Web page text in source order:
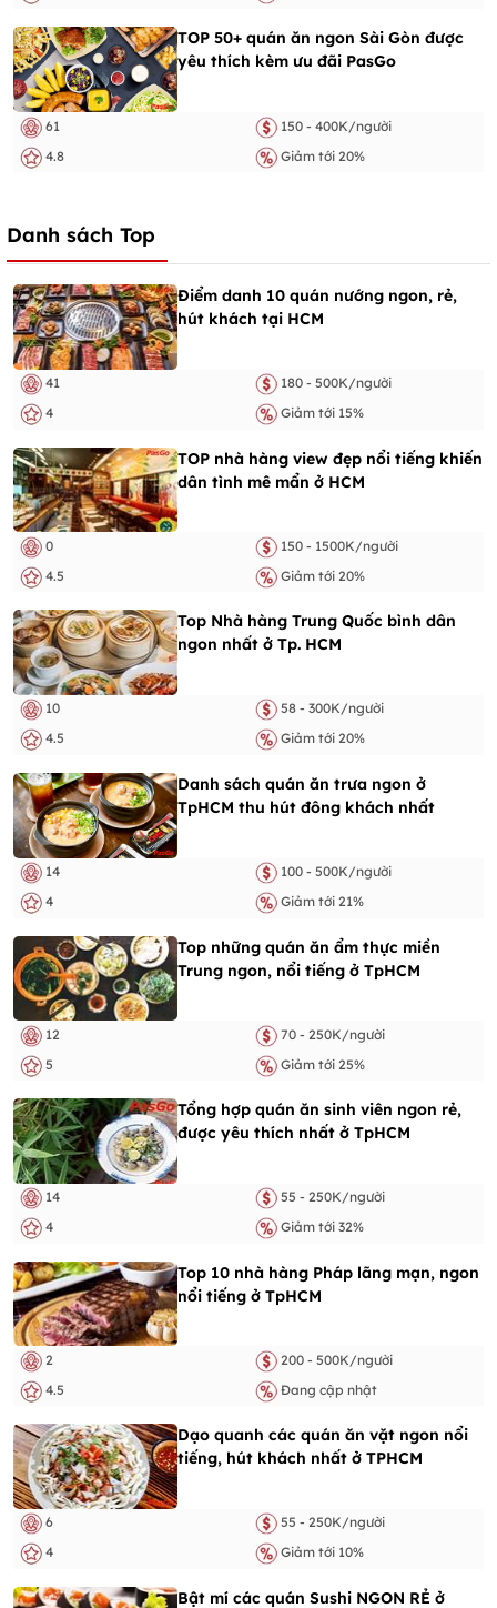
TOP 50+ quán ăn ngon Sài Gòn được
yêu thích kèm ưu đãi PasGo
61
150 - 400K/người
4.8
Giảm tới 20%
Danh sách Top
Điểm danh 10 quán nướng ngon, rẻ,
hút khách tại HCM
41
180 - 500K/người
4
Giảm tới 15%
TOP nhà hàng view đẹp nổi tiếng khiến
dân tình mê mẩn ở HCM
0
150 - 1500K/người
4.5
Giảm tới 20%
Top Nhà hàng Trung Quốc bình dân
ngon nhất ở Tp. HCM
10
58 - 300K/người
4.5
Giảm tới 20%
Danh sách quán ăn trưa ngon ở
TpHCM thu hút đông khách nhất
14
100 - 500K/người
4
Giảm tới 21%
Top những quán ăn ẩm thực miền
Trung ngon, nổi tiếng ở TpHCM
12
70 - 250K/người
5
Giảm tới 25%
Tổng hợp quán ăn sinh viên ngon rẻ,
được yêu thích nhất ở TpHCM
14
55 - 250K/người
4
Giảm tới 32%
Top 10 nhà hàng Pháp lãng mạn, ngon
nổi tiếng ở TpHCM
2
200 - 500K/người
4.5
Đang cập nhật
Dạo quanh các quán ăn vặt ngon nổi
tiếng, hút khách nhất ở TPHCM
6
55 - 250K/người
4
Giảm tới 10%
Bật mí các quán Sushi NGON RẺ ở